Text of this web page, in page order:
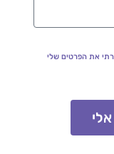
את הפרטים שלי